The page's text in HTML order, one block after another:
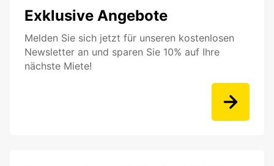
Exklusive Angebote
Melden Sie sich jetzt für unseren kostenlosen
Newsletter an und sparen Sie 10% auf Ihre
nächste Miete!